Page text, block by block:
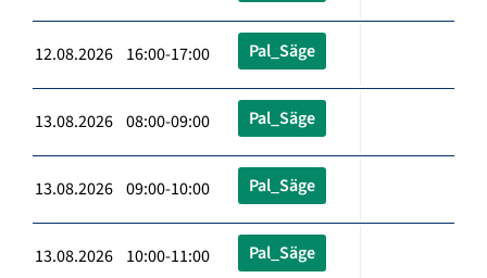
12.08.2026 16:00-17:00 Pal_Säge
13.08.2026 08:00-09:00 Pal_Säge
13.08.2026 09:00-10:00 Pal_Säge
13.08.2026 10:00-11:00 Pal_Säge